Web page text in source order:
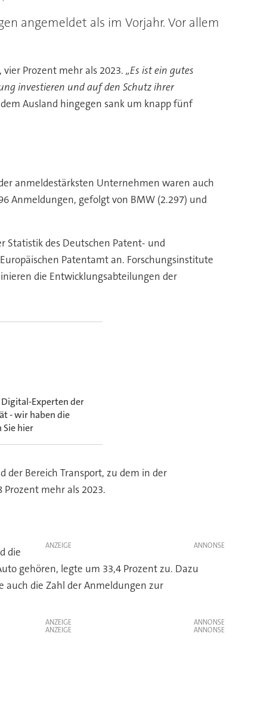
angemeldet als im Vorjahr. Vor allem
Prozent mehr als 2023. „Es ist ein gutes
investieren und auf den Schutz ihrer
Ausland hingegen sank um knapp fünf
anmeldestärksten Unternehmen waren auch
Anmeldungen, gefolgt von BMW (2.297) und
Statistik des Deutschen Patent- und
Patentamt an. Forschungsinstitute
die Entwicklungsabteilungen der
Digital-Experten der
- wir haben die
hier
der Bereich Transport, zu dem in der
mehr als 2023.
ANZEIGE
die
gehören, legte um 33,4 Prozent zu. Dazu
auch die Zahl der Anmeldungen zur
ANZEIGE
ANZEIGE